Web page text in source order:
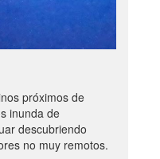
próximos de
inunda de
descubriendo
no muy remotos.